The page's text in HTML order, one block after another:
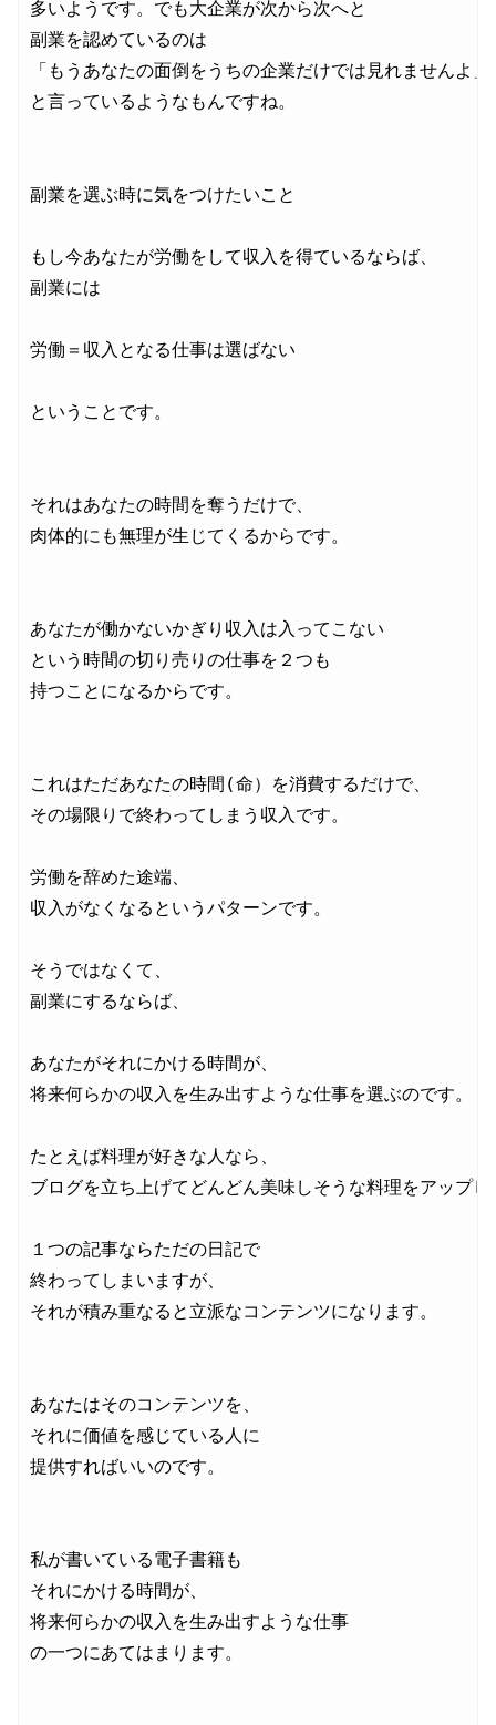
多いようです。でも大企業が次から次へと
副業を認めているのは
「もうあなたの面倒をうちの企業だけでは見れませんよ」
と言っているようなもんですね。
副業を選ぶ時に気をつけたいこと
もし今あなたが労働をして収入を得ているならば、
副業には
労働＝収入となる仕事は選ばない
ということです。
それはあなたの時間を奪うだけで、
肉体的にも無理が生じてくるからです。
あなたが働かないかぎり収入は入ってこない
という時間の切り売りの仕事を２つも
持つことになるからです。
これはただあなたの時間(命）を消費するだけで、
その場限りで終わってしまう収入です。
労働を辞めた途端、
収入がなくなるというパターンです。
そうではなくて、
副業にするならば、
あなたがそれにかける時間が、
将来何らかの収入を生み出すような仕事を選ぶのです。
たとえば料理が好きな人なら、
ブログを立ち上げてどんどん美味しそうな料理をアップし
１つの記事ならただの日記で
終わってしまいますが、
それが積み重なると立派なコンテンツになります。
あなたはそのコンテンツを、
それに価値を感じている人に
提供すればいいのです。
私が書いている電子書籍も
それにかける時間が、
将来何らかの収入を生み出すような仕事
の一つにあてはまります。